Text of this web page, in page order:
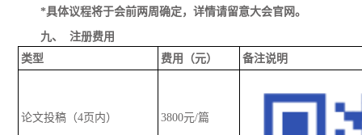
*具体议程将于会前两周确定，详情请留意大会官网。
九、
注册费用
类型
费用（元） 备注说明
论文投稿（4页内） 3800元/篇